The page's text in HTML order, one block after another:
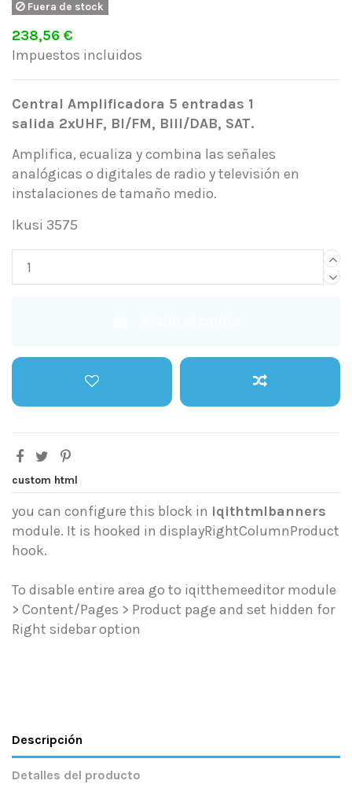
Fuera de stock
238,56 €
Impuestos incluidos
Central Amplificadora 5 entradas 1
salida 2xUHF, BI/FM, BIII/DAB, SAT.
Amplifica, ecualiza y combina las señales
analógicas o digitales de radio y televisión en
instalaciones de tamaño medio.
Ikusi 3575
custom html
you can configure this block in iqithtmlbanners
module. It is hooked in displayRightColumnProduct
hook.
To disable entire area go to iqitthemeeditor module
> Content/Pages > Product page and set hidden for
Right sidebar option
Descripción
Detalles del producto